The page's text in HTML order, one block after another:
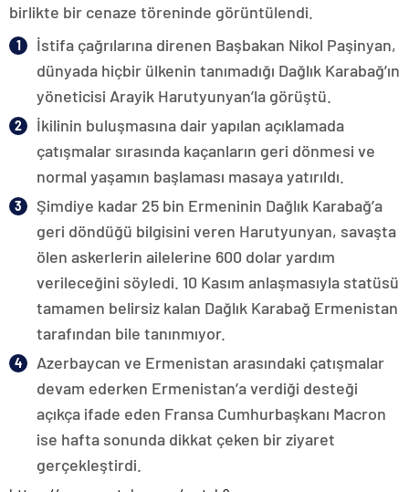
birlikte bir cenaze töreninde görüntülendi.
İstifa çağrılarına direnen Başbakan Nikol Paşinyan,
dünyada hiçbir ülkenin tanımadığı Dağlık Karabağ’ın
yöneticisi Arayik Harutyunyan’la görüştü.
İkilinin buluşmasına dair yapılan açıklamada
çatışmalar sırasında kaçanların geri dönmesi ve
normal yaşamın başlaması masaya yatırıldı.
Şimdiye kadar 25 bin Ermeninin Dağlık Karabağ’a
geri döndüğü bilgisini veren Harutyunyan, savaşta
ölen askerlerin ailelerine 600 dolar yardım
verileceğini söyledi. 10 Kasım anlaşmasıyla statüsü
tamamen belirsiz kalan Dağlık Karabağ Ermenistan
tarafından bile tanınmıyor.
Azerbaycan ve Ermenistan arasındaki çatışmalar
devam ederken Ermenistan’a verdiği desteği
açıkça ifade eden Fransa Cumhurbaşkanı Macron
ise hafta sonunda dikkat çeken bir ziyaret
gerçekleştirdi.